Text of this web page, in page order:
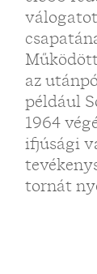
az
például
1964
ifjúsági
tornát